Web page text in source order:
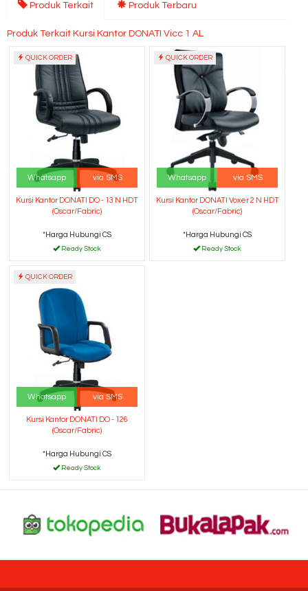
Produk Terkait Produk Terbaru
Produk Terkait Kursi Kantor DONATI Vicc 1 AL
QUICK ORDER
Whatsapp via SMS
Kursi Kantor DONATI DO - 13 N HDT
(Oscar/Fabric)
*Harga Hubungi CS
Ready Stock
QUICK ORDER
Whatsapp via SMS
Kursi Kantor DONATI Voxer 2 N HDT
(Oscar/Fabric)
*Harga Hubungi CS
Ready Stock
QUICK ORDER
Whatsapp via SMS
Kursi Kantor DONATI DO - 126
(Oscar/Fabric)
*Harga Hubungi CS
Ready Stock